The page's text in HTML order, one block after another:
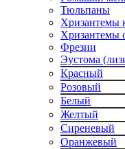
Тюльпаны
Хризантемы
Хризантемы
Фрезии
Эустома
Красный
Розовый
Белый
Желтый
Сиреневый
Оранжевый